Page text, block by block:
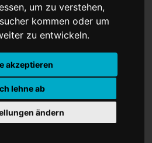
um zu verstehen,
kommen oder um
zu entwickeln.
akzeptieren
lehne ab
ändern